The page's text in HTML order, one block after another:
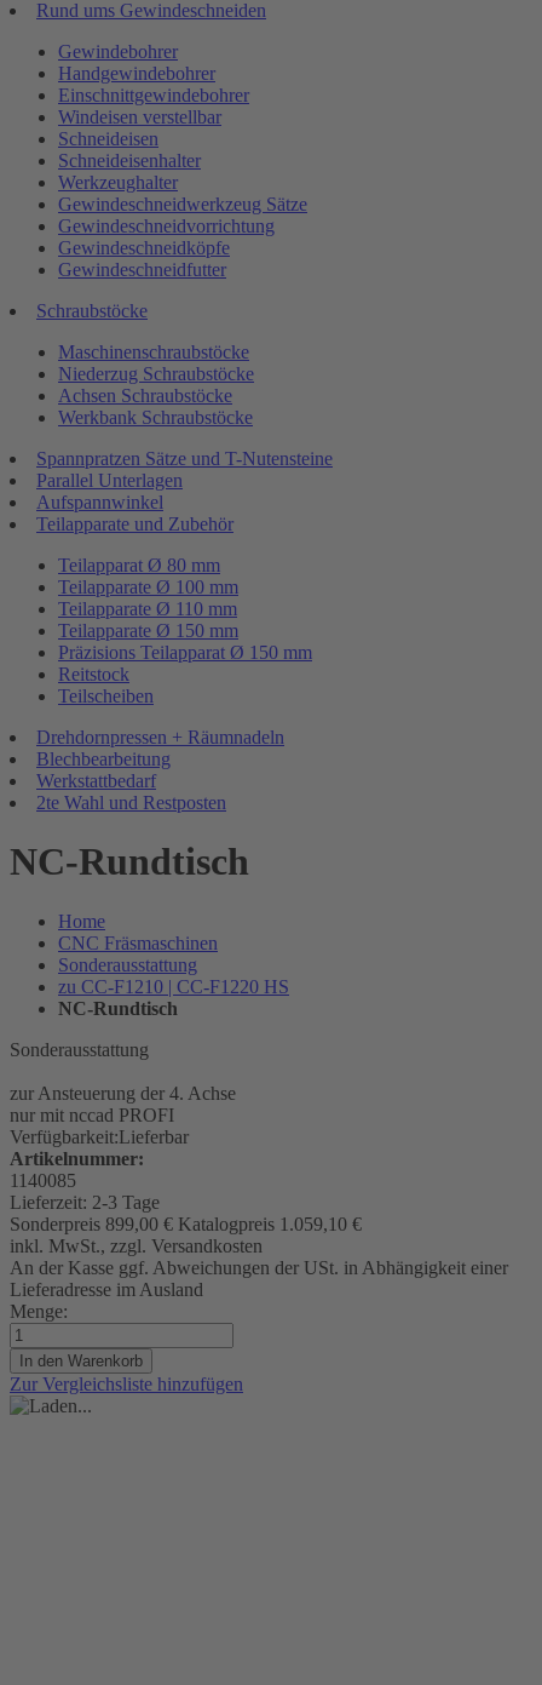
Rund ums Gewindeschneiden
Gewindebohrer
Handgewindebohrer
Einschnittgewindebohrer
Windeisen verstellbar
Schneideisen
Schneideisenhalter
Werkzeughalter
Gewindeschneidwerkzeug Sätze
Gewindeschneidvorrichtung
Gewindeschneidköpfe
Gewindeschneidfutter
Schraubstöcke
Maschinenschraubstöcke
Niederzug Schraubstöcke
Achsen Schraubstöcke
Werkbank Schraubstöcke
Spannpratzen Sätze und T-Nutensteine
Parallel Unterlagen
Aufspannwinkel
Teilapparate und Zubehör
Teilapparat Ø 80 mm
Teilapparate Ø 100 mm
Teilapparate Ø 110 mm
Teilapparate Ø 150 mm
Präzisions Teilapparat Ø 150 mm
Reitstock
Teilscheiben
Drehdornpressen + Räumnadeln
Blechbearbeitung
Werkstattbedarf
2te Wahl und Restposten
NC-Rundtisch
Home
CNC Fräsmaschinen
Sonderausstattung
zu CC-F1210 | CC-F1220 HS
NC-Rundtisch
Sonderausstattung
zur Ansteuerung der 4. Achse
nur mit nccad PROFI
Verfügbarkeit:Lieferbar
Artikelnummer:
1140085
Lieferzeit: 2-3 Tage
Sonderpreis 899,00 € Katalogpreis 1.059,10 €
inkl. MwSt., zzgl. Versandkosten
An der Kasse ggf. Abweichungen der USt. in Abhängigkeit einer
Lieferadresse im Ausland
Menge:
In den Warenkorb
Zur Vergleichsliste hinzufügen